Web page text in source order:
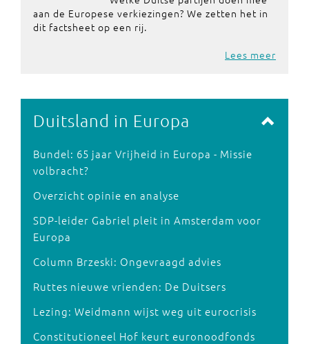
aan de Europese verkiezingen? We zetten het in
dit factsheet op een rij.
Lees meer
Duitsland in Europa
Bundel: 65 jaar Vrijheid in Europa - Missie
volbracht?
Overzicht opinie en analyse
SDP-leider Gabriel pleit in Amsterdam voor
Europa
Column Brzeski: Ongevraagd advies
Ruttes nieuwe vrienden: De Duitsers
Lezing: Weidmann wijst weg uit eurocrisis
Constitutioneel Hof keurt euronoodfonds